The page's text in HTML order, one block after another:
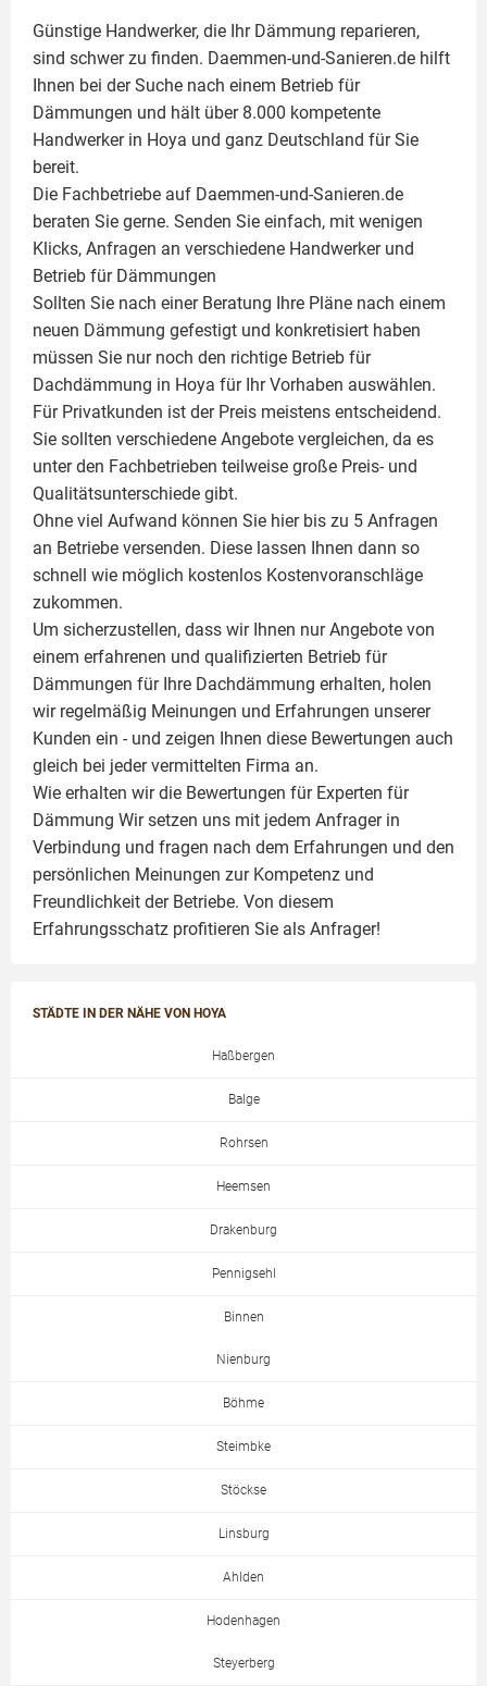
Günstige Handwerker, die Ihr Dämmung reparieren,
sind schwer zu finden. Daemmen-und-Sanieren.de hilft
Ihnen bei der Suche nach einem Betrieb für
Dämmungen und hält über 8.000 kompetente
Handwerker in Hoya und ganz Deutschland für Sie
bereit.
Die Fachbetriebe auf Daemmen-und-Sanieren.de
beraten Sie gerne. Senden Sie einfach, mit wenigen
Klicks, Anfragen an verschiedene Handwerker und
Betrieb für Dämmungen
Sollten Sie nach einer Beratung Ihre Pläne nach einem
neuen Dämmung gefestigt und konkretisiert haben
müssen Sie nur noch den richtige Betrieb für
Dachdämmung in Hoya für Ihr Vorhaben auswählen.
Für Privatkunden ist der Preis meistens entscheidend.
Sie sollten verschiedene Angebote vergleichen, da es
unter den Fachbetrieben teilweise große Preis- und
Qualitätsunterschiede gibt.
Ohne viel Aufwand können Sie hier bis zu 5 Anfragen
an Betriebe versenden. Diese lassen Ihnen dann so
schnell wie möglich kostenlos Kostenvoranschläge
zukommen.
Um sicherzustellen, dass wir Ihnen nur Angebote von
einem erfahrenen und qualifizierten Betrieb für
Dämmungen für Ihre Dachdämmung erhalten, holen
wir regelmäßig Meinungen und Erfahrungen unserer
Kunden ein - und zeigen Ihnen diese Bewertungen auch
gleich bei jeder vermittelten Firma an.
Wie erhalten wir die Bewertungen für Experten für
Dämmung Wir setzen uns mit jedem Anfrager in
Verbindung und fragen nach dem Erfahrungen und den
persönlichen Meinungen zur Kompetenz und
Freundlichkeit der Betriebe. Von diesem
Erfahrungsschatz profitieren Sie als Anfrager!
STÄDTE IN DER NÄHE VON HOYA
Haßbergen
Balge
Rohrsen
Heemsen
Drakenburg
Pennigsehl
Binnen
Nienburg
Böhme
Steimbke
Stöckse
Linsburg
Ahlden
Hodenhagen
Steyerberg